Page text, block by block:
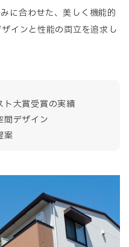
に合わせた、美しく機能的
インと性能の両立を追求し
ト大賞受賞の実績
間デザイン
案